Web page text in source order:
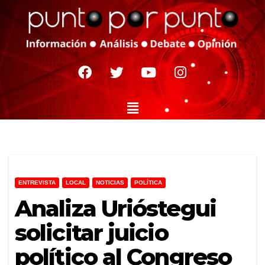
ENTREVISTA LOCAL NOTICIAS POLÍTICA
Analiza Urióstegui
solicitar juicio
político al Congreso